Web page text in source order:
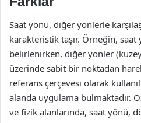
Saat yönü, diğer yönlerle
karakteristik taşır. Örneğin,
belirlenirken, diğer yönler
üzerinde sabit bir noktadan
referans çerçevesi olarak
alanda uygulama bulmaktadır.
ve fizik alanlarında, saat yönü,